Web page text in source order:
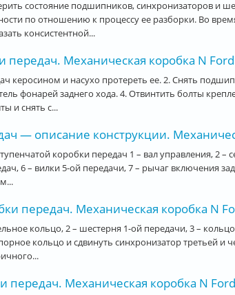
состояние подшипников, синхронизаторов и
по отношению к процессу ее разборки. Во
консистентной...
передач. Механическая коробка N
керосином и насухо протереть ее. 2. Снять
фонарей заднего хода. 4. Отвинтить болты
и снять с...
— описание конструкции.
коробки передач 1 – вал управления, 2 –
6 – вилки 5-ой передачи, 7 – рычаг включения
передач. Механическая коробка N
кольцо, 2 – шестерня 1-ой передачи, 3 –
кольцо и сдвинуть синхронизатор третьей и
передач. Механическая коробка N